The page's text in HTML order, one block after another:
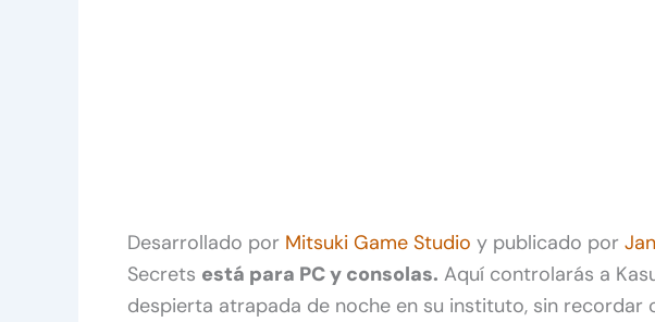
Desarrollado por Mitsuki Game Studio y publicado por
Secrets está para PC y consolas. Aquí controlarás a
despierta atrapada de noche en su instituto, sin recordar